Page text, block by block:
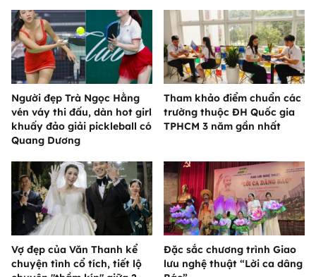
Người đẹp Trà Ngọc Hằng
vén váy thi đấu, dàn hot girl
khuấy đảo giải pickleball có
Quang Dương
Tham khảo điểm chuẩn các
trường thuộc ĐH Quốc gia
TPHCM 3 năm gần nhất
Vợ đẹp của Văn Thanh kể
chuyện tình cổ tích, tiết lộ
Đặc sắc chương trình Giao
lưu nghệ thuật “Lời ca dâng